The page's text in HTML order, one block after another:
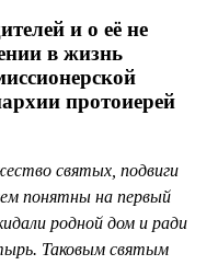
и о её не
в жизнь
протоиерей
святых, подвиги
понятны на первый
родной дом и ради
Таковым святым